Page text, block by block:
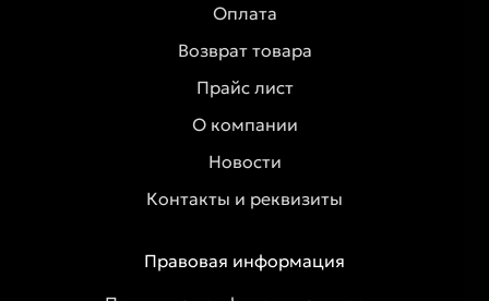
Оплата
Возврат товара
Прайс лист
О компании
Новости
Контакты и реквизиты
Правовая информация